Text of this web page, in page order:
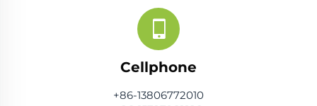
Cellphone
+86-13806772010